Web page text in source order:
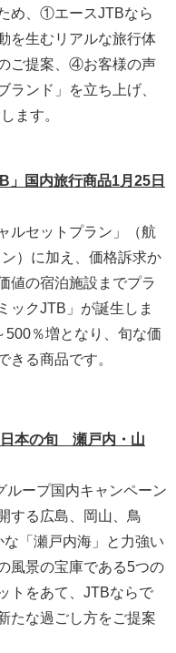
め、①エースJTBなら
を生むリアルな旅行体
ご提案、④お客様の声
ランド」を立ち上げ、
ます。
」国内旅行商品1月25日
ルセットプラン」（航
）に加え、価格訴求か
値の宿泊施設までプラ
ックJTB」が誕生しま
％増となり、旬な価
きる商品です。
日本の旬 瀬戸内・山
ループ国内キャンペーン
する広島、岡山、鳥
「瀬戸内海」と力強い
風景の宝庫である5つの
トをあて、JTBならで
たな過ごし方をご提案